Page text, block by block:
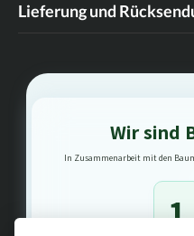
Lieferung und
Wir sind
In Zusammenarbeit mit den
1